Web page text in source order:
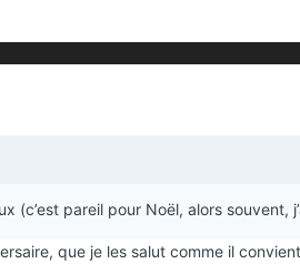
(c’est pareil pour Noël, alors souvent,
que je les salut comme il